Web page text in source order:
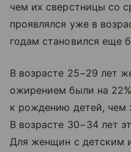
чем их сверстницы со
проявлялся уже в
годам становился еще
В возрасте 25−29 лет
ожирением были на
к рождению детей,
В возрасте 30−34 лет
Для женщин с детским